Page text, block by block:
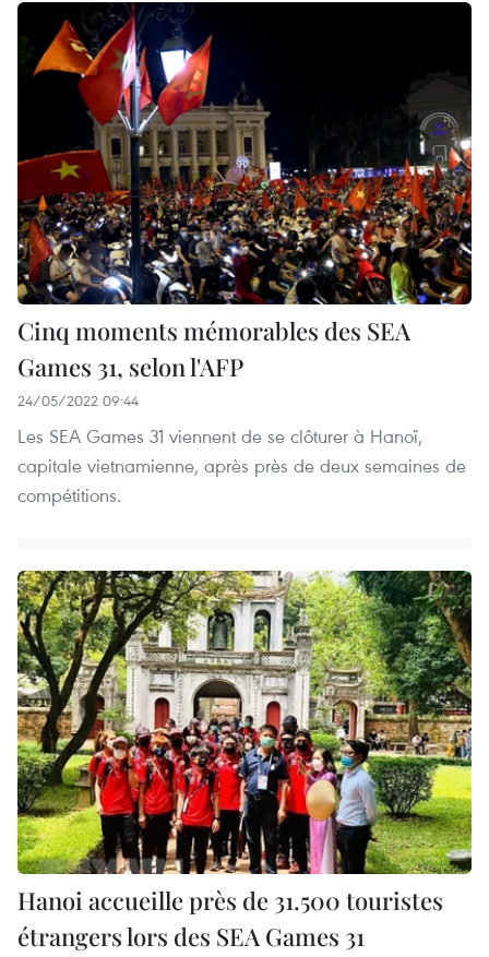
Cinq moments mémorables des SEA
Games 31, selon l'AFP
24/05/2022 09:44
Les SEA Games 31 viennent de se clôturer à Hanoï,
capitale vietnamienne, après près de deux semaines de
compétitions.
Hanoi accueille près de 31.500 touristes
étrangers lors des SEA Games 31